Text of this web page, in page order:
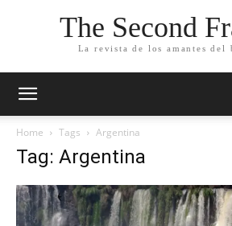
The Second
La revista de los amantes del
Home Tags Argentina
Tag: Argentina